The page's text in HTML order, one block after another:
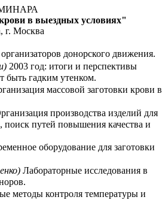
в выездных условиях"
г. Москва
донорского движения.
2003 год: итоги и перспективы
быть гадким утенком.
массовой заготовки крови в
производства изделий для
путей повышения качества и
оборудование для заготовки
Лабораторные исследования в
методы контроля температуры и